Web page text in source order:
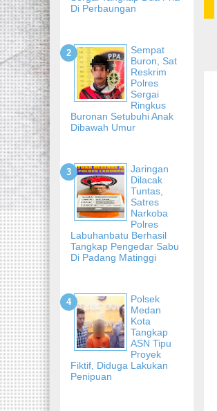
Di Perbaungan
Sempat
Buron, Sat
Reskrim
Polres
Sergai
Ringkus
Buronan Setubuhi Anak
Dibawah Umur
Jaringan
Dilacak
Tuntas,
Satres
Narkoba
Polres
Labuhanbatu Berhasil
Tangkap Pengedar Sabu
Di Padang Matinggi
Polsek
Medan
Kota
Tangkap
ASN Tipu
Proyek
Fiktif, Diduga Lakukan
Penipuan